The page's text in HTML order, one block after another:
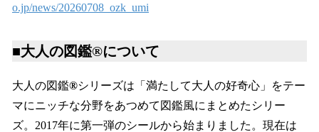
o.jp/news/20260708_ozk_umi
■大人の図鑑®️について
大人の図鑑®️シリーズは「満たして大人の好奇心」をテー
マにニッチな分野をあつめて図鑑風にまとめたシリー
ズ。2017年に第一弾のシールから始まりました。現在は